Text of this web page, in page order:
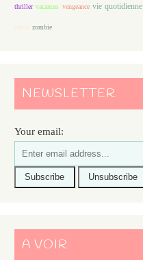
thriller vacances vengeance vie quotidienne
siècle zombie
NEWSLETTER
Your email:
A VOIR